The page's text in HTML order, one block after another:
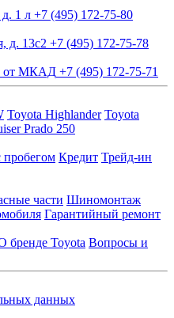
1 л +7 (495) 172-75-80
д. 13с2 +7 (495) 172-75-78
от МКАД +7 (495) 172-75-71
Toyota Highlander Toyota
Prado 250
пробегом Кредит Трейд-ин
части Шиномонтаж
Гарантийный ремонт
бренде Toyota Вопросы и
данных